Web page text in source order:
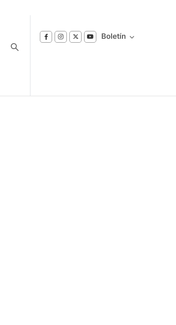
Boletín